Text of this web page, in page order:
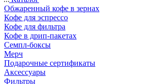
Обжаренный кофе в зернах
Кофе для эспрессо
Кофе для фильтра
Кофе в дрип-пакетах
Семпл-боксы
Мерч
Подарочные сертификаты
Аксессуары
Фильтры